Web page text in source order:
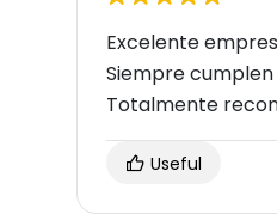
Excelente
Siempre
Totalmente
Useful